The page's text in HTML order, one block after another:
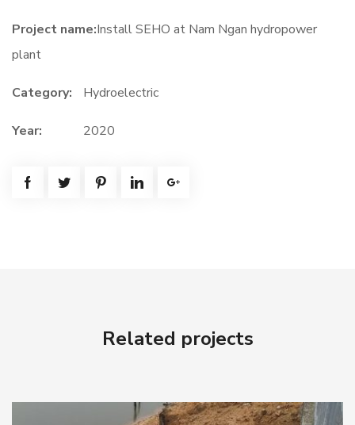
Project name:Install SEHO at Nam Ngan hydropower
plant
Category: Hydroelectric
Year: 2020
Related projects